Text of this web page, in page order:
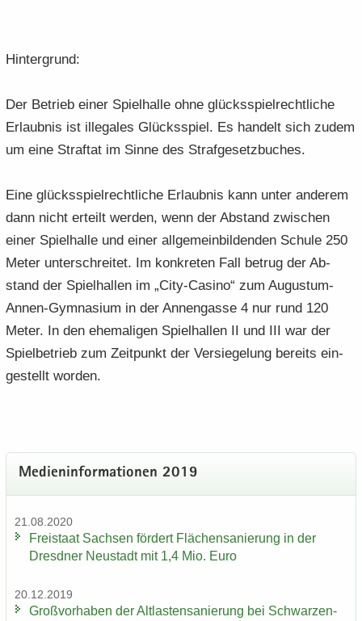
Hin­ter­grund:
Der Be­trieb einer Spiel­hal­le ohne glücks­spiel­recht­li­che
Er­laub­nis ist il­le­ga­les Glücks­spiel. Es han­delt sich zudem
um eine Straf­tat im Sinne des Straf­ge­setz­bu­ches.
Eine glücks­spiel­recht­li­che Er­laub­nis kann unter an­de­rem
dann nicht er­teilt wer­den, wenn der Ab­stand zwi­schen
einer Spiel­hal­le und einer all­ge­mein­bil­den­den Schu­le 250
Meter un­ter­schrei­tet. Im kon­kre­ten Fall be­trug der Ab­
stand der Spiel­hal­len im „City-​Casino“ zum Augustum-​
Annen-Gymnasium in der An­nen­gas­se 4 nur rund 120
Meter. In den ehe­ma­li­gen Spiel­hal­len II und III war der
Spiel­be­trieb zum Zeit­punkt der Ver­sie­ge­lung be­reits ein­
ge­stellt wor­den.
Me­di­en­in­for­ma­tio­nen 2019
21.08.2020
Frei­staat Sach­sen för­dert Flä­chen­sa­nie­rung in der
Dresd­ner Neu­stadt mit 1,4 Mio. Euro
20.12.2019
Groß­vor­ha­ben der Alt­las­ten­sa­nie­rung bei Schwar­zen­